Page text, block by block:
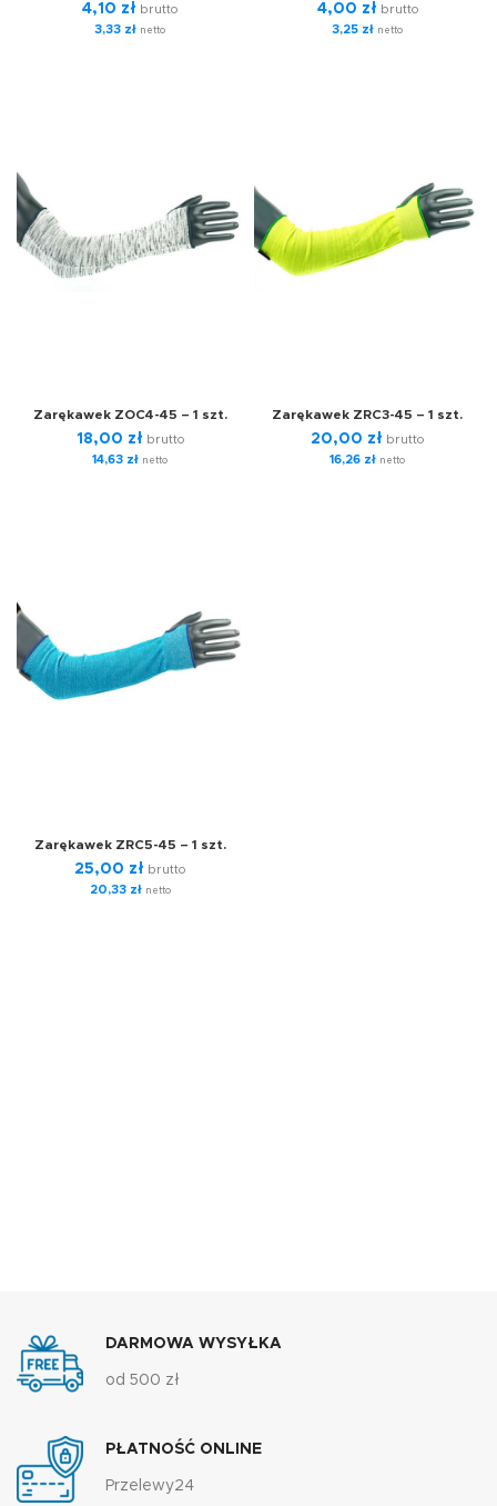
4,10 zł brutto
3,33 zł netto
4,00 zł brutto
3,25 zł netto
Zarękawek ZOC4-45 – 1 szt.
18,00 zł brutto
14,63 zł netto
Zarękawek ZRC3-45 – 1 szt.
20,00 zł brutto
16,26 zł netto
Zarękawek ZRC5-45 – 1 szt.
25,00 zł brutto
20,33 złnetto
DARMOWA WYSYŁKA
od 500 zł
PŁATNOŚĆ ONLINE
Przelewy24